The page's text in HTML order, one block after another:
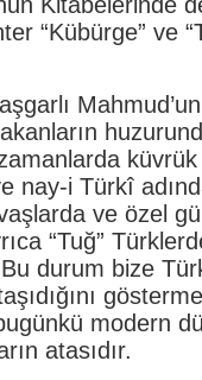
“Kübürge” ve
nay-i Türkî
ve özel
“Tuğ”
durum bize
modern
atasıdır.